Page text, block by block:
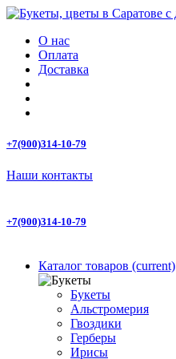
О нас
Оплата
Доставка
+7(900)314-10-79
Наши контакты
+7(900)314-10-79
Каталог товаров (current)
Букеты
Альстромерия
Гвоздики
Герберы
Ирисы